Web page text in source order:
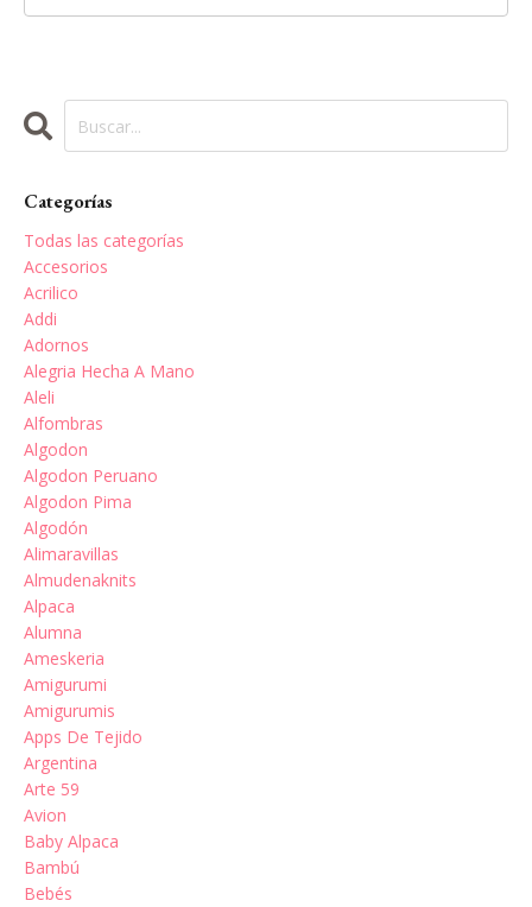
Categorías
Todas las categorías
Accesorios
Acrilico
Addi
Adornos
Alegria Hecha A Mano
Aleli
Alfombras
Algodon
Algodon Peruano
Algodon Pima
Algodón
Alimaravillas
Almudenaknits
Alpaca
Alumna
Ameskeria
Amigurumi
Amigurumis
Apps De Tejido
Argentina
Arte 59
Avion
Baby Alpaca
Bambú
Bebés